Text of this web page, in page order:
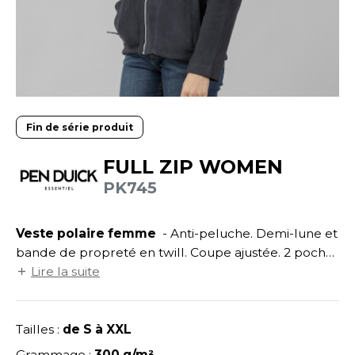
DE SERIE
VISIBILITE
MODULABLES
DE MAISON
YOUR BRAND
SI ON L'APPELAIT FRANCIS
BY PROMODORO
HALES
DE LA MER
ECORESPONSABLE
Fin de série produit
FULL ZIP WOMEN
PK745
Veste polaire femme
bande de propreté en twill. Coupe ajustée. 2 poches
latérales zippées. Bodywarmer réf. PK730 page 188.
Lire la suite
Tailles : de S à XXL